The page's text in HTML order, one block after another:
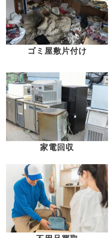
ゴミ屋敷片付け
家電回収